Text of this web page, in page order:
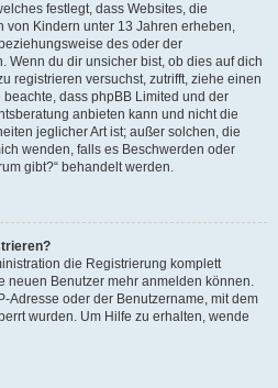
festlegt, dass Websites, die
Kindern unter 13 Jahren erheben,
des oder der
Wenn du dir unsicher bist, ob dies auf dich
registrieren versuchst, zutrifft, ziehe einen
dass phpBB Limited und der
anbieten kann und nicht die
jeglicher Art ist; außer solchen, die
wenden, falls es Beschwerden oder
gibt?“ behandelt werden.
die Registrierung komplett
neuen Benutzer mehr anmelden können.
Adresse oder der Benutzername, mit dem
wurden. Um Hilfe zu erhalten, wende